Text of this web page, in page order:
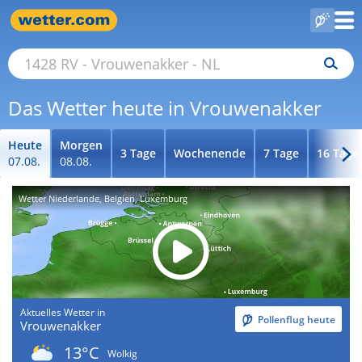
Das Wetter heute in Vrouwenakker
Heute
07.08.
Morgen
08.08.
3 Tage Wochenende 7 Tage 16 Tage
Wetter Niederlande, Belgien, Luxemburg
Aktuelles Wetter in
Vrouwenakker Pollenflug heute
13°C
Wolkig